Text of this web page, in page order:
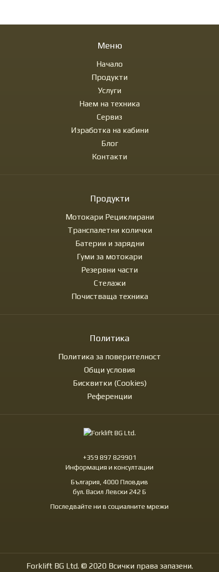
Меню
Начало
Продукти
Услуги
Наем на техника
Сервиз
Изработка на кабини
Блог
Контакти
Продукти
Мотокари Рециклирани
Транспалетни колички
Батерии и зарядни
Гуми за мотокари
Резервни части
Стелажи
Почистваща техника
Политика
Политика за поверителност
Общи условия
Бисквитки (Cookies)
Референции
+359 897 829901
Информация и консултации
България, 4000 Пловдив
бул. Васил Левски 242 Б
Последвайте ни в социалните мрежи
Forklift BG Ltd. © 2020 Всички права запазени.